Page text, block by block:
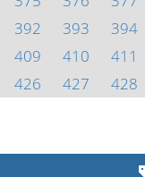
392 393
394
409 410
411
426 427
428